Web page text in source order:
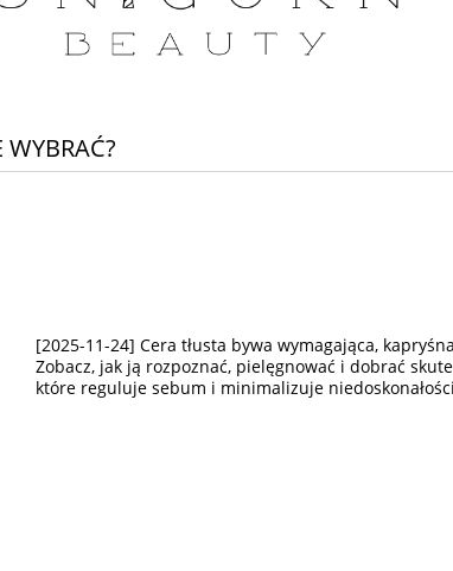
WYBRAĆ?
[2025-11-24] Cera tłusta bywa wymagająca,
Zobacz, jak ją rozpoznać, pielęgnować i dobrać
które reguluje sebum i minimalizuje